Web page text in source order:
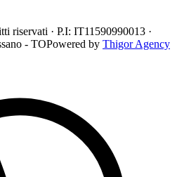
riservati · P.I: IT11590990013 ·
- TOPowered by Thigor Agency